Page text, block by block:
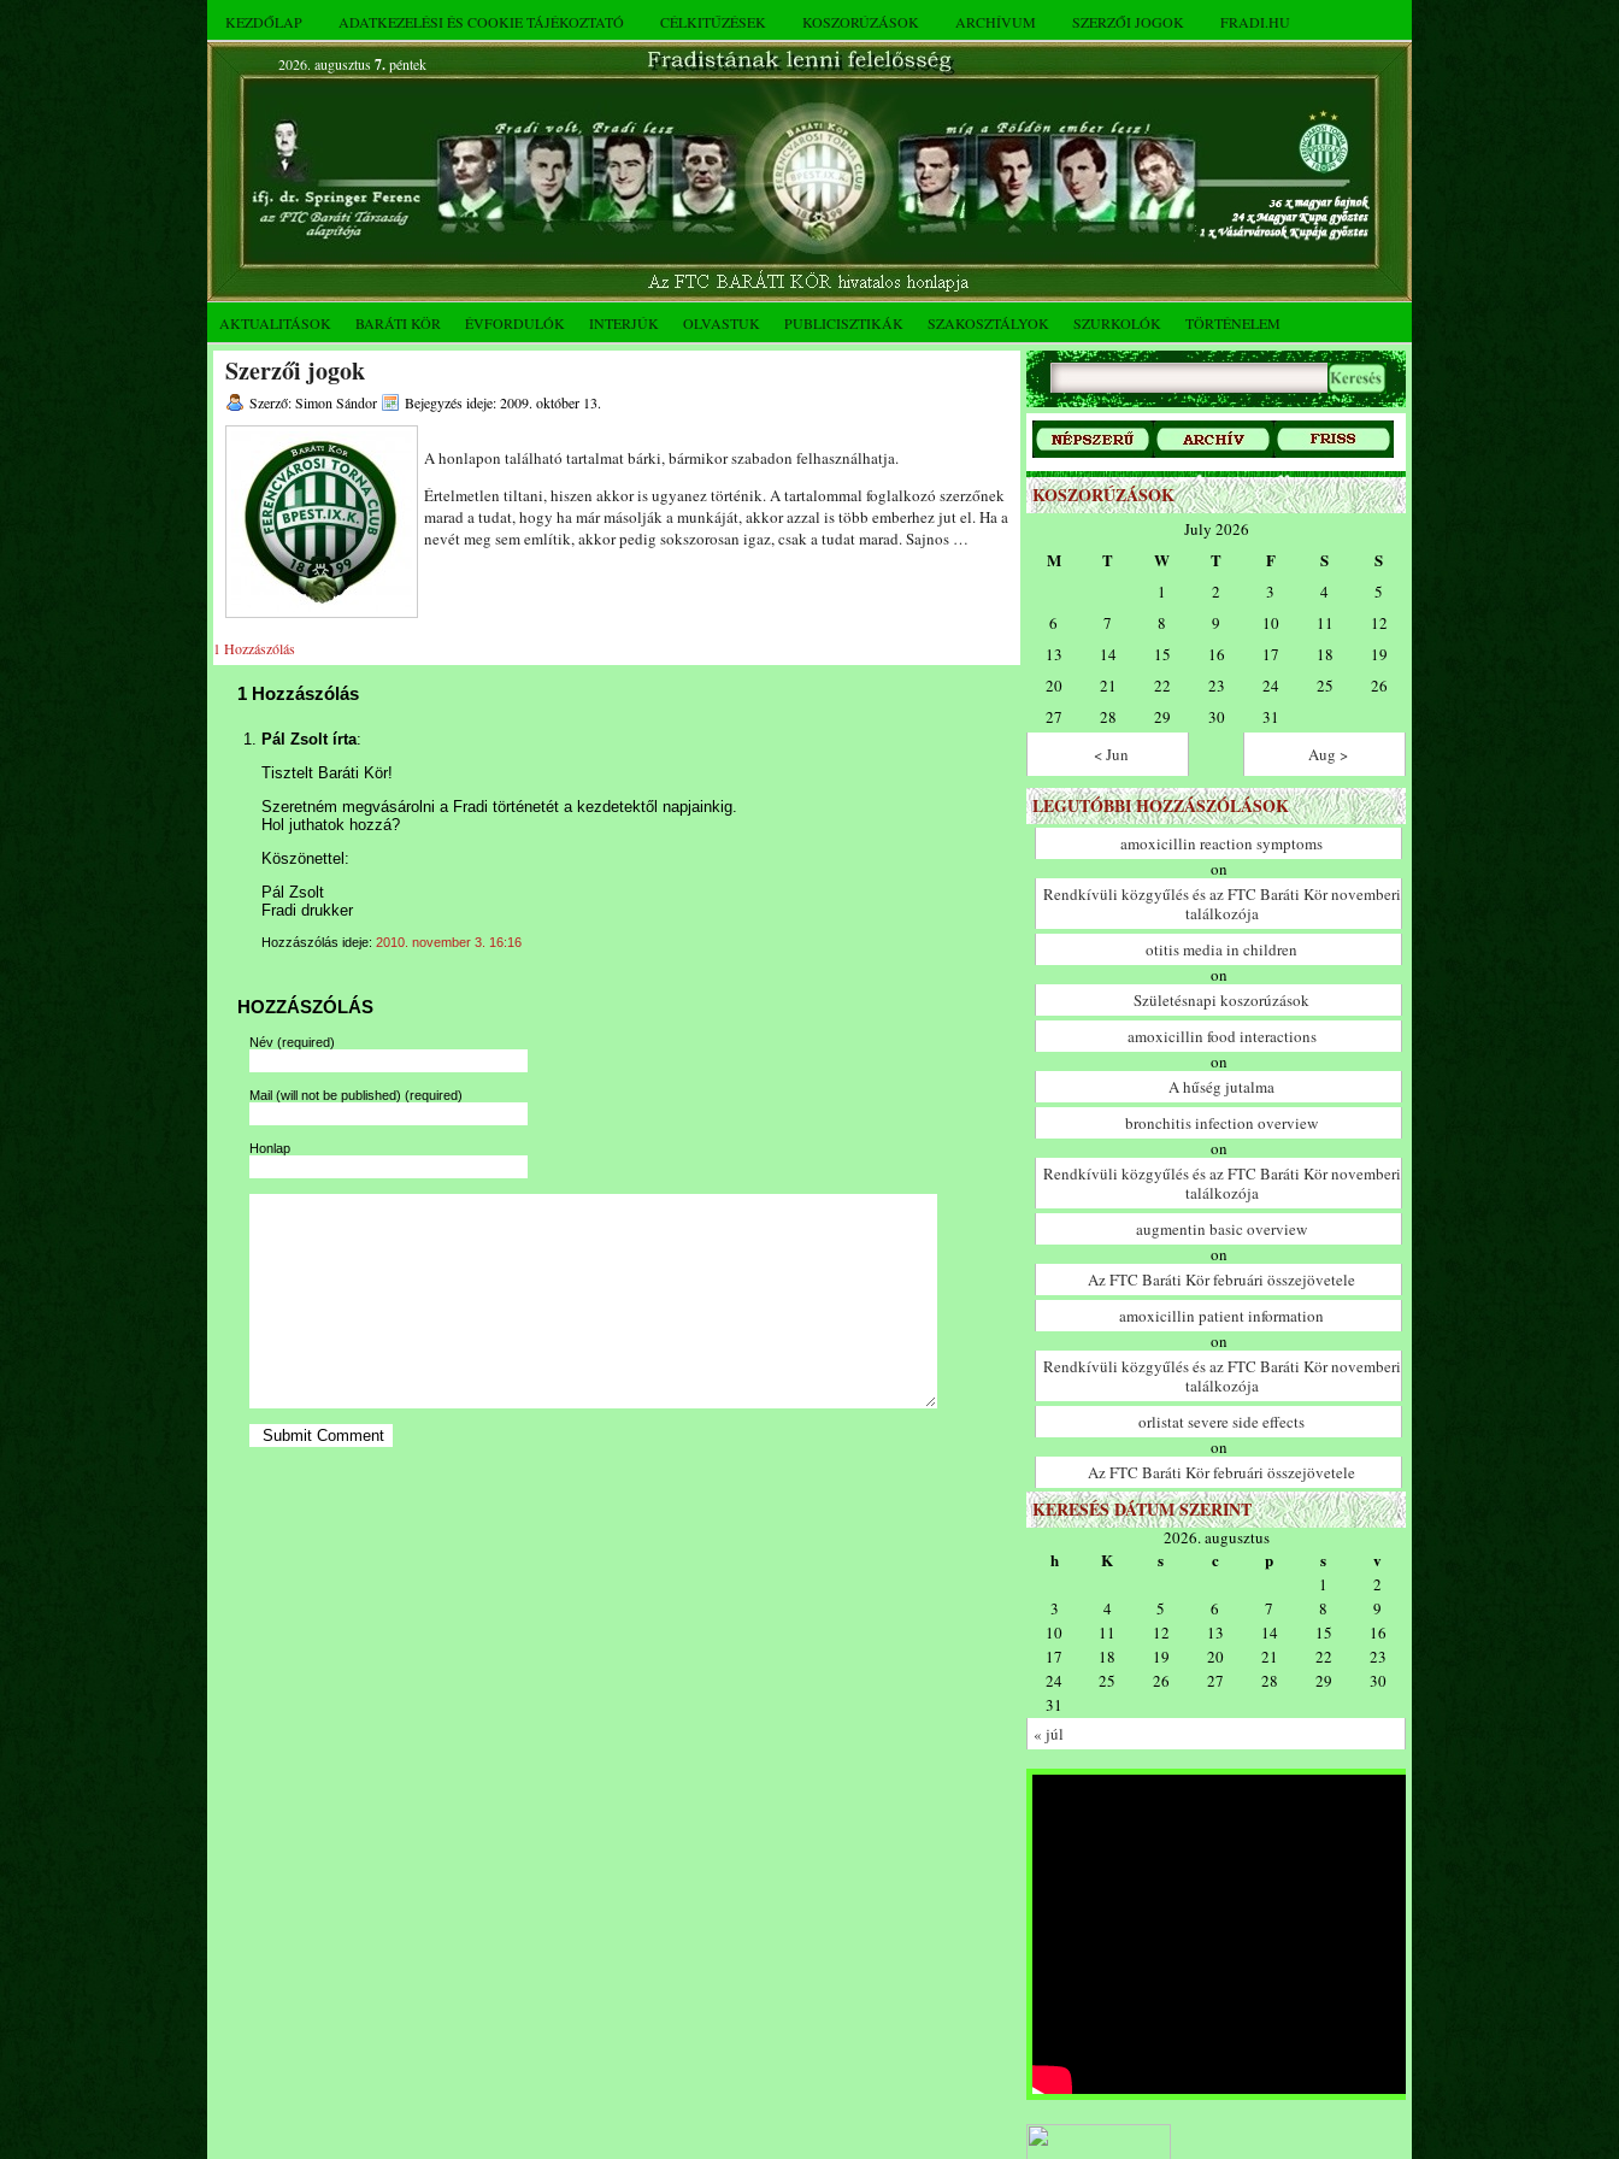
KEZDŐLAP ADATKEZELÉSI ÉS COOKIE TÁJÉKOZTATÓ CÉLKITŰZÉSEK KOSZORÚZÁSOK ARCHÍVUM SZERZŐI JOGOK FRADI.HU
2026. augusztus 7.péntek
AKTUALITÁSOK BARÁTI KÖR ÉVFORDULÓK INTERJÚK OLVASTUK PUBLICISZTIKÁK SZAKOSZTÁLYOK SZURKOLÓK TÖRTÉNELEM
Szerzői jogok
Szerző: Simon Sándor Bejegyzés ideje: 2009. október 13.
A honlapon található tartalmat bárki, bármikor szabadon felhasználhatja.
Értelmetlen tiltani, hiszen akkor is ugyanez történik. A tartalommal foglalkozó szerzőnek
marad a tudat, hogy ha már másolják a munkáját, akkor azzal is több emberhez jut el. Ha a
nevét meg sem említik, akkor pedig sokszorosan igaz, csak a tudat marad. Sajnos …
1 Hozzászólás
1 Hozzászólás
Pál Zsolt írta:
Tisztelt Baráti Kör!
Szeretném megvásárolni a Fradi történetét a kezdetektől napjainkig.
Hol juthatok hozzá?
Köszönettel:
Pál Zsolt
Fradi drukker
Hozzászólás ideje: 2010. november 3. 16:16
HOZZÁSZÓLÁS
Név (required)
Mail (will not be published) (required)
Honlap
KOSZORÚZÁSOK
July 2026
M T W T F S S
1 2 3 4
5
6
7 8 9 10 11
12
13
14 15 16 17 18
19
20
21 22 23 24 25
26
27
28 29 30
31
< Jun
Aug >
LEGUTÓBBI HOZZÁSZÓLÁSOK
amoxicillin reaction symptoms
on
Rendkívüli közgyűlés és az FTC Baráti Kör novemberi
találkozója
otitis media in children
on
Születésnapi koszorúzások
amoxicillin food interactions
on
A hűség jutalma
bronchitis infection overview
on
Rendkívüli közgyűlés és az FTC Baráti Kör novemberi
találkozója
augmentin basic overview
on
Az FTC Baráti Kör februári összejövetele
amoxicillin patient information
on
Rendkívüli közgyűlés és az FTC Baráti Kör novemberi
találkozója
orlistat severe side effects
on
Az FTC Baráti Kör februári összejövetele
KERESÉS DÁTUM SZERINT
2026. augusztus
h K s c p s v
1
2
3
4 5 6 7 8
9
10
11 12 13 14 15
16
17
18 19 20 21 22
23
24
25 26 27 28 29
30
31
« júl